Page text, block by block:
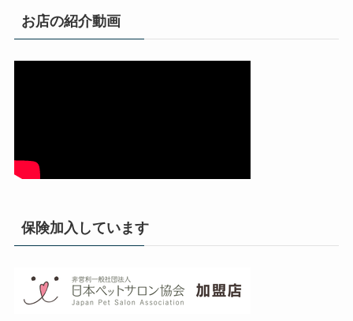
お店の紹介動画
保険加入しています